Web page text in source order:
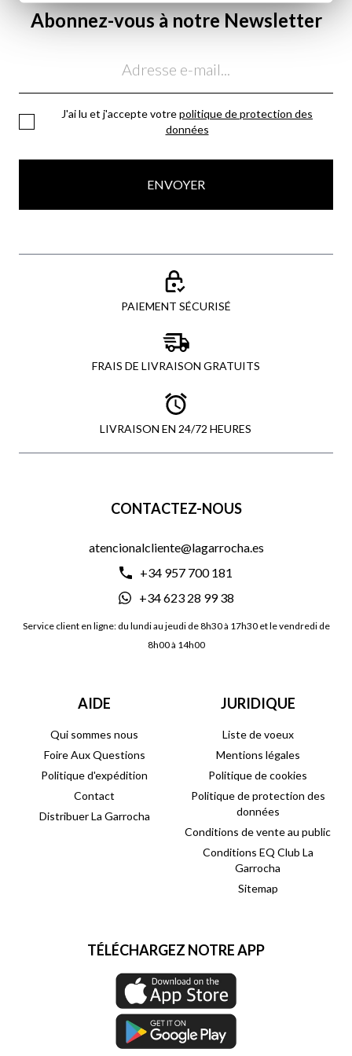
Abonnez-vous à notre Newsletter
J'ai lu et j'accepte votrepolitique de protection des
données
ENVOYER
PAIEMENT SÉCURISÉ
FRAIS DE LIVRAISON GRATUITS
LIVRAISON EN 24/72 HEURES
CONTACTEZ-NOUS
atencionalcliente@lagarrocha.es
+34 957 700 181
+34 623 28 99 38
Service client en ligne: du lundi au jeudi de 8h30 à 17h30 et le vendredi de
8h00 à 14h00
AIDE
Qui sommes nous
Foire Aux Questions
Politique d'expédition
Contact
Distribuer La Garrocha
JURIDIQUE
Liste de voeux
Mentions légales
Politique de cookies
Politique de protection des
données
Conditions de vente au public
Conditions EQ Club La
Garrocha
Sitemap
TÉLÉCHARGEZ NOTRE APP